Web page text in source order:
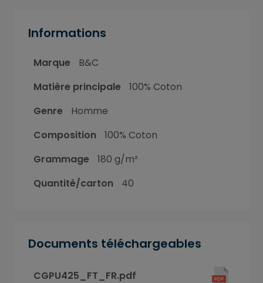
Informations
Marque
B&C
Matière principale
100% Coton
Genre
Homme
Composition
100% Coton
Grammage
180 g/m²
Quantité/carton
40
Documents téléchargeables
CGPU425_FT_FR.pdf